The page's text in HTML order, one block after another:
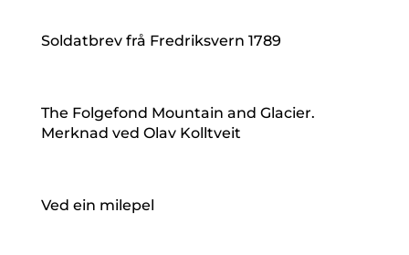
Soldatbrev frå Fredriksvern 1789
The Folgefond Mountain and Glacier.
Merknad ved Olav Kolltveit
Ved ein milepel